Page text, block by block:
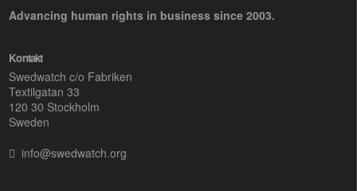
Advancing human rights in business since 2003.
Kontakt
Swedwatch c/o Fabriken
Textilgatan 33
120 30 Stockholm
Sweden
info@swedwatch.org